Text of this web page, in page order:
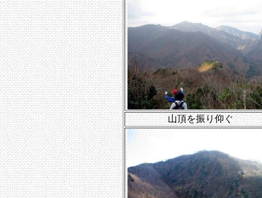
山頂を振り仰ぐ